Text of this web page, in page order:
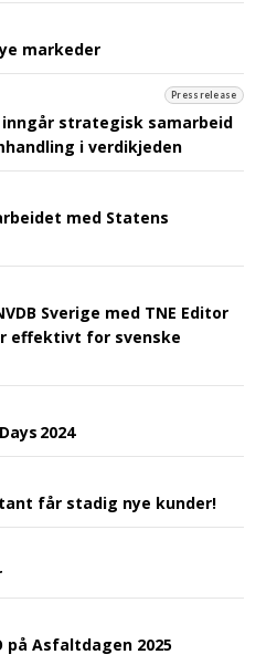
markeder
Pressrelease
inngår strategisk samarbeid
i verdikjeden
med Statens
Sverige med TNE Editor
effektivt for svenske
2024
får stadig nye kunder!
på Asfaltdagen 2025